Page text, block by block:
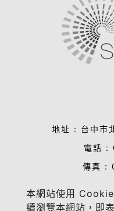
本網站使用
續瀏覽本網站，即
地址 : 台中市
電話 :
傳真 :
業務合作洽談